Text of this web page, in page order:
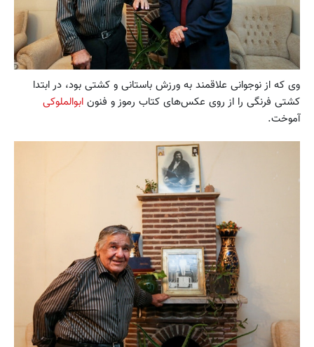
وی که از نوجوانی علاقمند به ورزش باستانی و کشتی بود، در ابتدا
کشتی فرنگی را از روی عکس‌های کتاب رموز و فنون ابوالملوکی
آموخت.